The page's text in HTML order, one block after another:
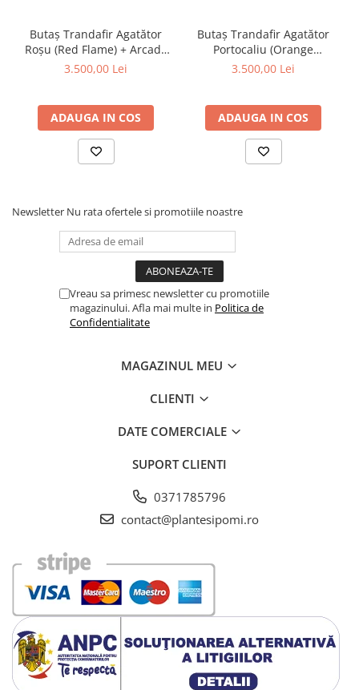
Butaș Trandafir Agatător
Roșu (Red Flame) + Arcadă
Metalică - Anul 2
3.500,00 Lei
ADAUGA IN COS
Butaș Trandafir Agatător
Portocaliu (Orange
Meillandina) + Arcadă
3.500,00 Lei
ADAUGA IN COS
Newsletter Nu rata ofertele si promotiile noastre
Vreau sa primesc newsletter cu promotiile
magazinului. Afla mai multe in Politica de
Confidentialitate
MAGAZINUL MEU
CLIENTI
DATE COMERCIALE
SUPORT CLIENTI
0371785796
contact@plantesipomi.ro